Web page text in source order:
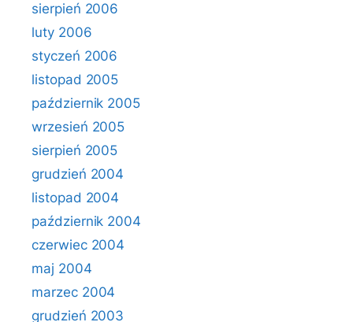
sierpień 2006
luty 2006
styczeń 2006
listopad 2005
październik 2005
wrzesień 2005
sierpień 2005
grudzień 2004
listopad 2004
październik 2004
czerwiec 2004
maj 2004
marzec 2004
grudzień 2003